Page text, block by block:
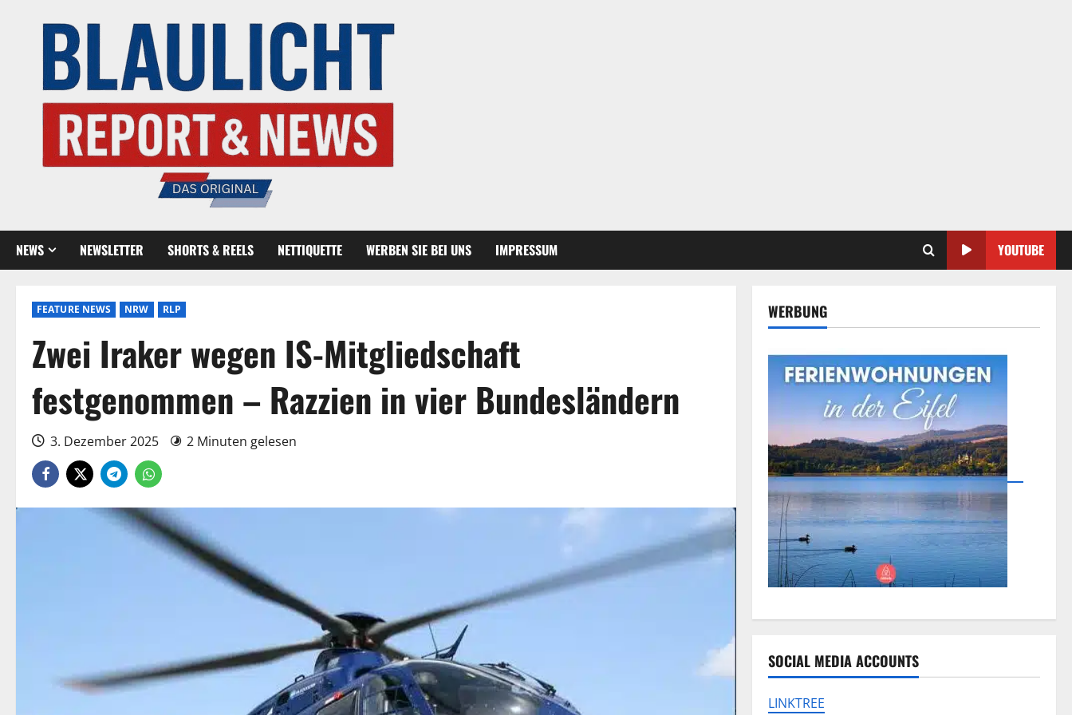
NEWS NEWSLETTER SHORTS & REELS NETTIQUETTE WERBEN SIE BEI UNS IMPRESSUM YOUTUBE
FEATURE NEWS NRW RLP
Zwei Iraker wegen IS-Mitgliedschaft
festgenommen – Razzien in vier Bundesländern
3. Dezember 2025 2 Minuten gelesen
WERBUNG
SOCIAL MEDIA ACCOUNTS
LINKTREE